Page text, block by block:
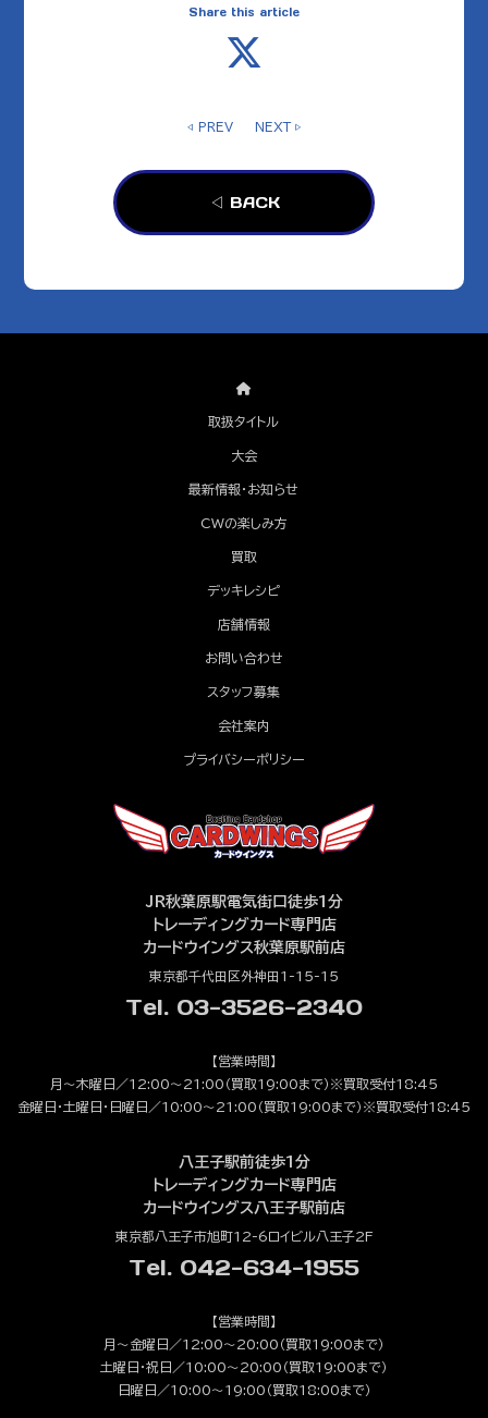
Share this article
◁ PREV NEXT ▷
◁ BACK
取扱タイトル
大会
最新情報・お知らせ
CWの楽しみ方
買取
デッキレシピ
店舗情報
お問い合わせ
スタッフ募集
会社案内
プライバシーポリシー
JR秋葉原駅電気街口徒歩1分
トレーディングカード専門店
カードウイングス秋葉原駅前店
東京都千代田区外神田1-15-15
Tel. 03-3526-2340
【営業時間】
月～木曜日／12:00～21:00（買取19:00まで）※買取受付18:45
金曜日・土曜日・日曜日／10:00～21:00（買取19:00まで）※買取受付18:45
八王子駅前徒歩1分
トレーディングカード専門店
カードウイングス八王子駅前店
東京都八王子市旭町12-6ロイビル八王子2F
Tel. 042-634-1955
【営業時間】
月～金曜日／12:00～20:00（買取19:00まで）
土曜日・祝日／10:00～20:00（買取19:00まで）
日曜日／10:00～19:00（買取18:00まで）